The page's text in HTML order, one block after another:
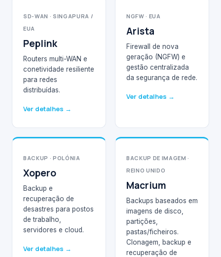
SD-WAN · SINGAPURA /
EUA
Peplink
Routers multi-WAN e
conetividade resiliente
para redes
distribuídas.
Ver detalhes →
NGFW · EUA
Arista
Firewall de nova
geração (NGFW) e
gestão centralizada
da segurança de rede.
Ver detalhes →
BACKUP · POLÓNIA
Xopero
Backup e
recuperação de
desastres para postos
de trabalho,
servidores e cloud.
Ver detalhes →
BACKUP DE IMAGEM ·
REINO UNIDO
Macrium
Backups baseados em
imagens de disco,
partições,
pastas/ficheiros.
Clonagem, backup e
recuperação de